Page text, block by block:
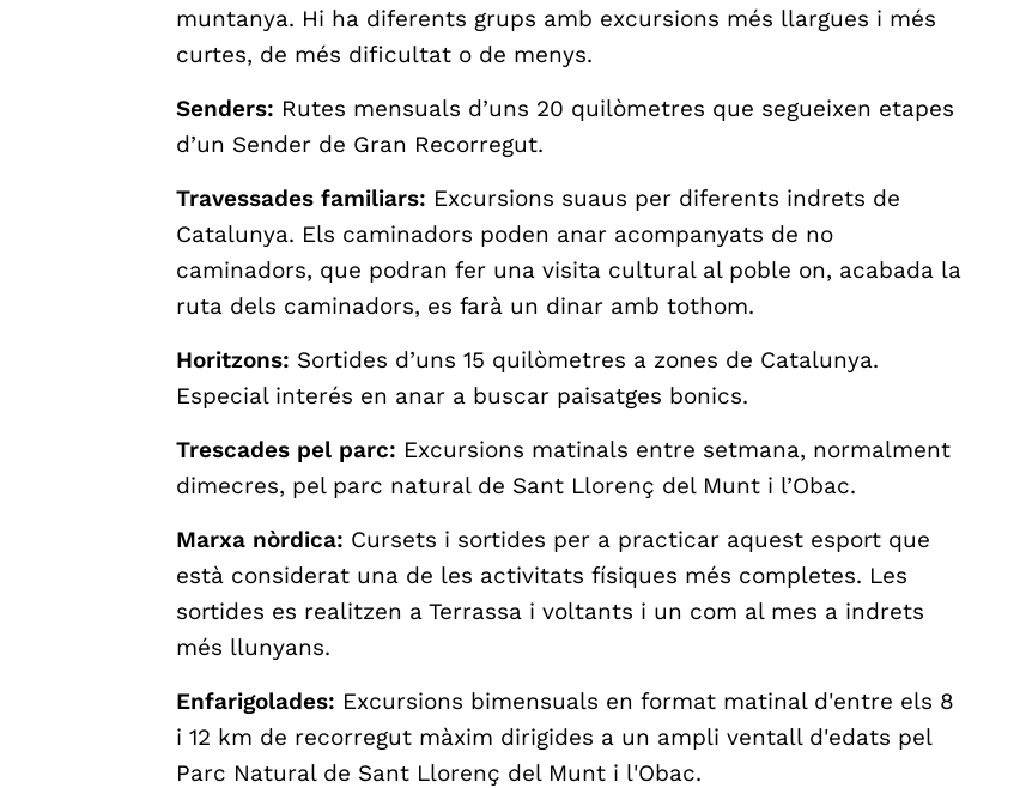
muntanya. Hi ha diferents grups amb excursions més llargues i més
curtes, de més dificultat o de menys.
Senders: Rutes mensuals d’uns 20 quilòmetres que segueixen etapes
d’un Sender de Gran Recorregut.
Travessades familiars: Excursions suaus per diferents indrets de
Catalunya. Els caminadors poden anar acompanyats de no
caminadors, que podran fer una visita cultural al poble on, acabada la
ruta dels caminadors, es farà un dinar amb tothom.
Horitzons: Sortides d’uns 15 quilòmetres a zones de Catalunya.
Especial interés en anar a buscar paisatges bonics.
Trescades pel parc: Excursions matinals entre setmana, normalment
dimecres, pel parc natural de Sant Llorenç del Munt i l’Obac.
Marxa nòrdica: Cursets i sortides per a practicar aquest esport que
està considerat una de les activitats físiques més completes. Les
sortides es realitzen a Terrassa i voltants i un com al mes a indrets
més llunyans.
Enfarigolades: Excursions bimensuals en format matinal d'entre els 8
i 12 km de recorregut màxim dirigides a un ampli ventall d'edats pel
Parc Natural de Sant Llorenç del Munt i l'Obac.